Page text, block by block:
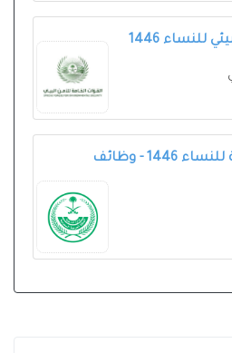
للنساء 1446
وظائف عسكرية للنساء 1446 - وظائف